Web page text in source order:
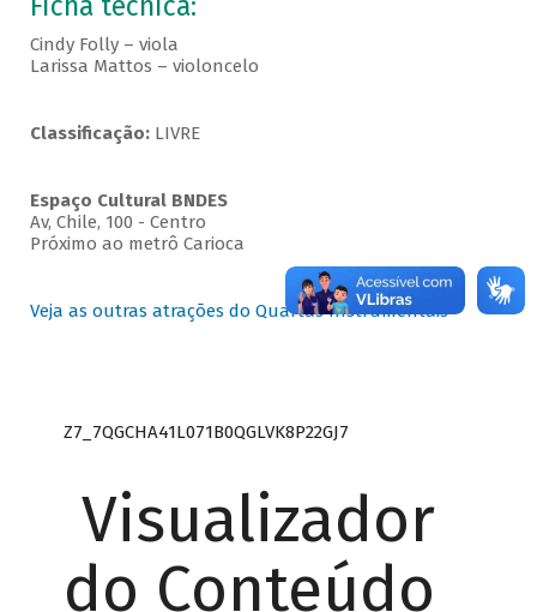
Ficha técnica:
Cindy Folly – viola
Larissa Mattos – violoncelo
Classificação:LIVRE
Espaço Cultural BNDES
Av, Chile, 100 - Centro
Próximo ao metrô Carioca
Veja as outras atrações do Quartas Instrumentais
Z7_7QGCHA41L071B0QGLVK8P22GJ7
Visualizador
do Conteúdo